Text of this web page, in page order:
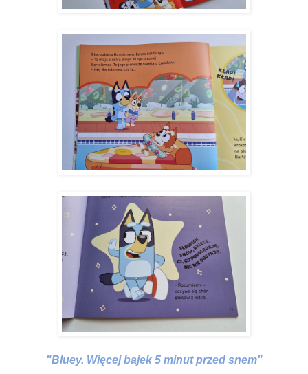
"Bluey. Więcej bajek 5 minut przed snem"